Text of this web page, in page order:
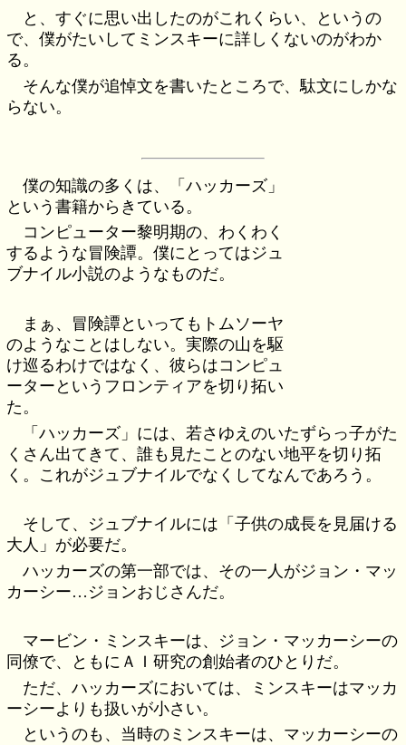
と、すぐに思い出したのがこれくらい、というの
で、僕がたいしてミンスキーに詳しくないのがわか
る。
そんな僕が追悼文を書いたところで、駄文にしかな
らない。
僕の知識の多くは、「ハッカーズ」
という書籍からきている。
コンピューター黎明期の、わくわく
するような冒険譚。僕にとってはジュ
ブナイル小説のようなものだ。
まぁ、冒険譚といってもトムソーヤ
のようなことはしない。実際の山を駆
け巡るわけではなく、彼らはコンピュ
ーターというフロンティアを切り拓い
た。
「ハッカーズ」には、若さゆえのいたずらっ子がた
くさん出てきて、誰も見たことのない地平を切り拓
く。これがジュブナイルでなくしてなんであろう。
そして、ジュブナイルには「子供の成長を見届ける
大人」が必要だ。
ハッカーズの第一部では、その一人がジョン・マッ
カーシー…ジョンおじさんだ。
マービン・ミンスキーは、ジョン・マッカーシーの
同僚で、ともにＡＩ研究の創始者のひとりだ。
ただ、ハッカーズにおいては、ミンスキーはマッカ
ーシーよりも扱いが小さい。
というのも、当時のミンスキーは、マッカーシーの